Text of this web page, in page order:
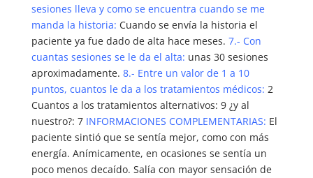
sesiones lleva y como se encuentra cuando se me
manda la historia: Cuando se envía la historia el
paciente ya fue dado de alta hace meses. 7.- Con
cuantas sesiones se le da el alta: unas 30 sesiones
aproximadamente. 8.- Entre un valor de 1 a 10
puntos, cuantos le da a los tratamientos médicos: 2
Cuantos a los tratamientos alternativos: 9 ¿y al
nuestro?: 7 INFORMACIONES COMPLEMENTARIAS: El
paciente sintió que se sentía mejor, como con más
energía. Anímicamente, en ocasiones se sentía un
poco menos decaído. Salía con mayor sensación de